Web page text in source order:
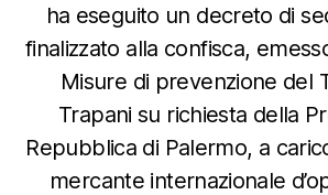
ha eseguito un decreto di
finalizzato alla confisca,
Misure di prevenzione del
Trapani su richiesta della
Repubblica di Palermo, a
mercante internazionale